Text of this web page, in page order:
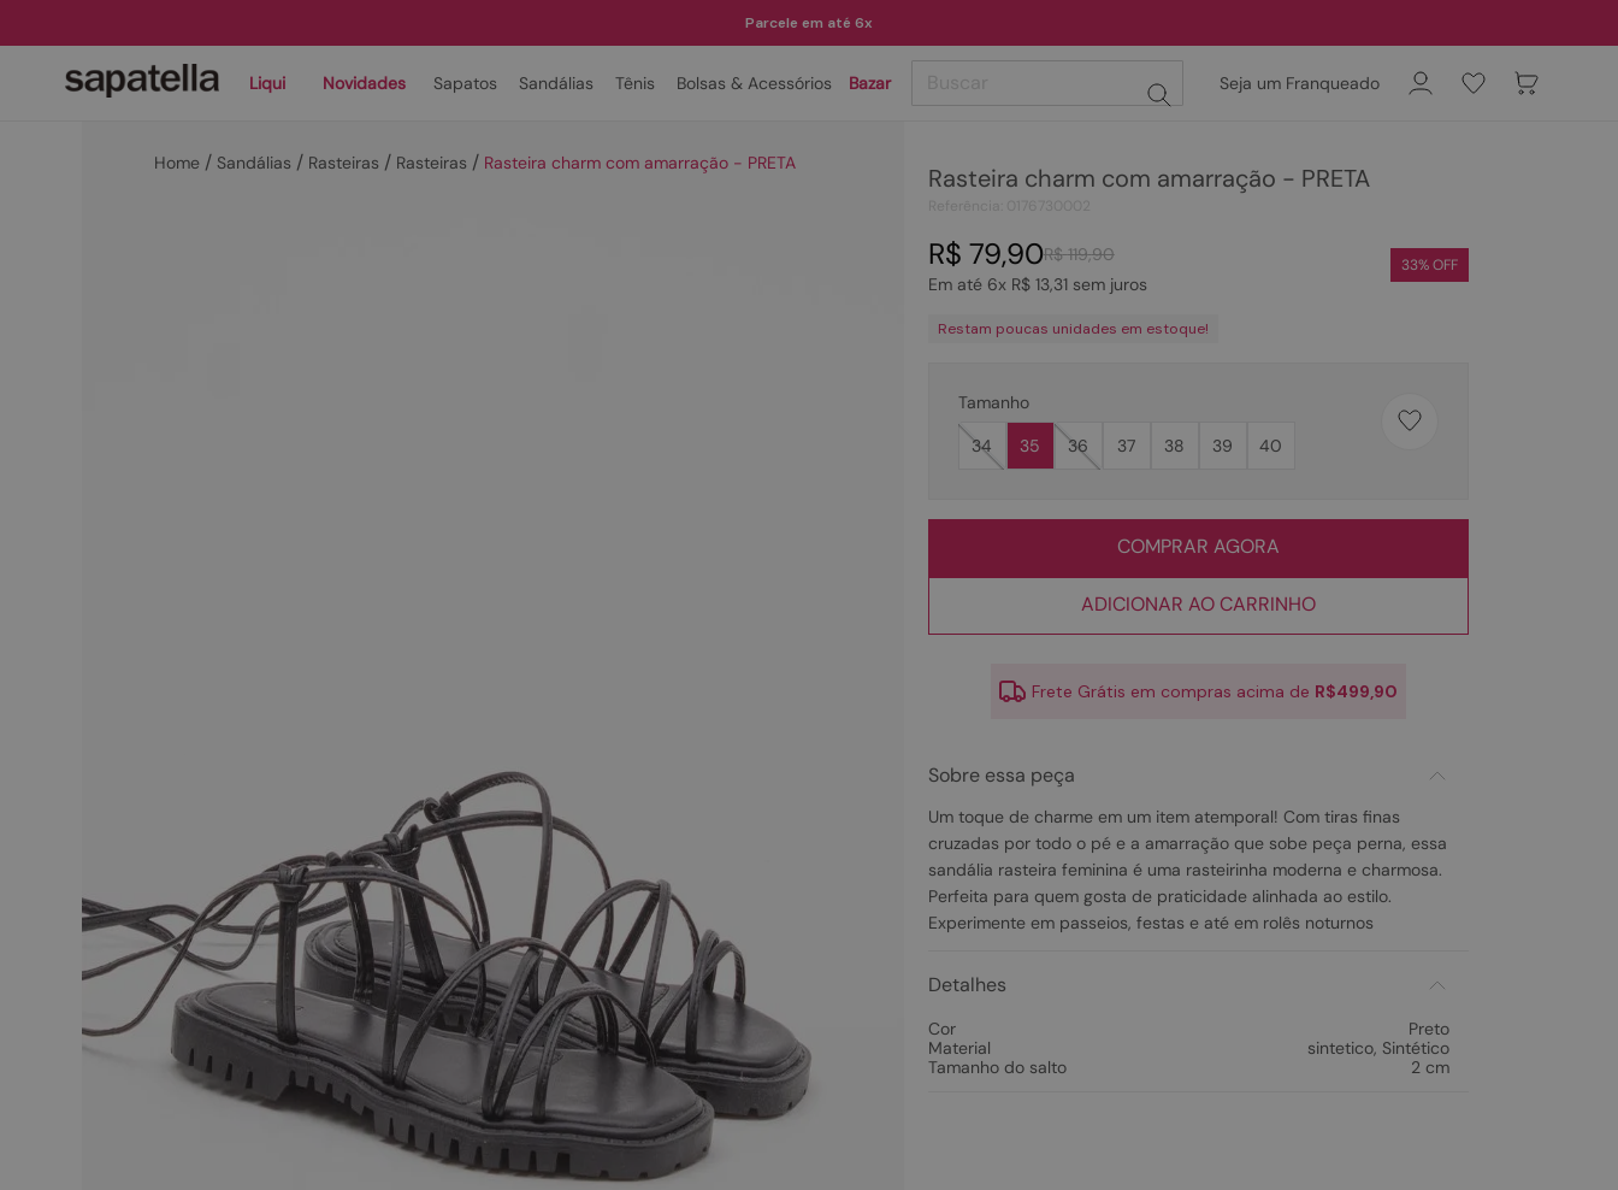
Parcele em até 6x
Liqui Novidades Sapatos Sandálias Tênis Bolsas & Acessórios Bazar Seja um Franqueado
Sandálias Rasteiras Rasteiras Rasteira charm com amarração - PRETA Rasteira charm com amarração - PRETA
R$ 119,90
R$ 79,90
Em até 6x R$ 13,31sem juros
33% OFF
Restam poucas unidades em estoque!
Tamanho
34
35 36 37 38 39 40
COMPRAR AGORA
ADICIONAR AO CARRINHO
Frete Grátis em compras acima de R$499,90
Sobre essa peça
Um toque de charme em um item atemporal! Com tiras finas
cruzadas por todo o pé e a amarração que sobe peça perna, essa
sandália rasteira feminina é uma rasteirinha moderna e charmosa.
Perfeita para quem gosta de praticidade alinhada ao estilo.
Experimente em passeios, festas e até em rolês noturnos
Detalhes
Cor
Preto
Material
sintetico, Sintético
Tamanho do salto
2 cm